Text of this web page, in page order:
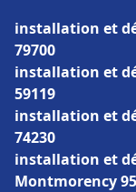
installation et
79700
installation et
59119
installation et
74230
installation et
Montmorency